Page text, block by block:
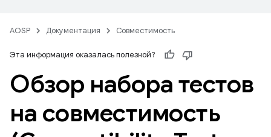
AOSP Документация Совместимость
Эта информация оказалась полезной?
Обзор набора тестов
на совместимость